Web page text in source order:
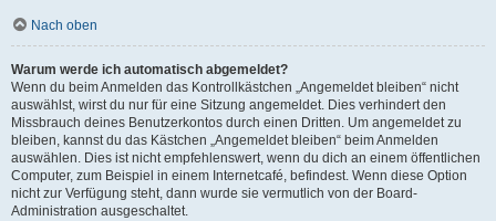
Nach oben
Warum werde ich automatisch abgemeldet?
Wenn du beim Anmelden das Kontrollkästchen „Angemeldet bleiben“ nicht
auswählst, wirst du nur für eine Sitzung angemeldet. Dies verhindert den
Missbrauch deines Benutzerkontos durch einen Dritten. Um angemeldet zu
bleiben, kannst du das Kästchen „Angemeldet bleiben“ beim Anmelden
auswählen. Dies ist nicht empfehlenswert, wenn du dich an einem öffentlichen
Computer, zum Beispiel in einem Internetcafé, befindest. Wenn diese Option
nicht zur Verfügung steht, dann wurde sie vermutlich von der Board-
Administration ausgeschaltet.